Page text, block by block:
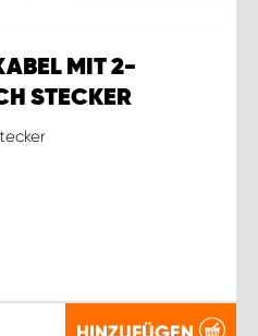
MIT 2-
STECKER